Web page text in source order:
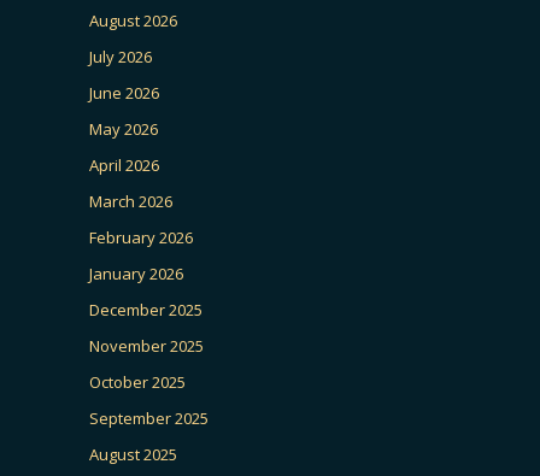
August 2026
July 2026
June 2026
May 2026
April 2026
March 2026
February 2026
January 2026
December 2025
November 2025
October 2025
September 2025
August 2025